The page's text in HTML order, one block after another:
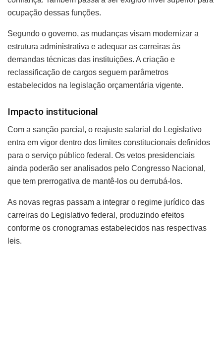
ocupação dessas funções.
Segundo o governo, as mudanças visam modernizar a
estrutura administrativa e adequar as carreiras às
demandas técnicas das instituições. A criação e
reclassificação de cargos seguem parâmetros
estabelecidos na legislação orçamentária vigente.
Impacto institucional
Com a sanção parcial, o reajuste salarial do Legislativo
entra em vigor dentro dos limites constitucionais definidos
para o serviço público federal. Os vetos presidenciais
ainda poderão ser analisados pelo Congresso Nacional,
que tem prerrogativa de mantê-los ou derrubá-los.
As novas regras passam a integrar o regime jurídico das
carreiras do Legislativo federal, produzindo efeitos
conforme os cronogramas estabelecidos nas respectivas
leis.